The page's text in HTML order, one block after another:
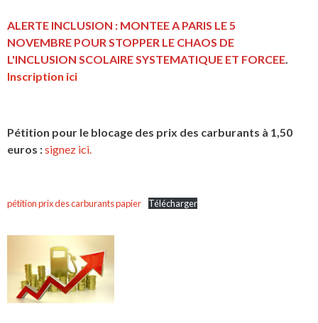
ALERTE INCLUSION : MONTEE A PARIS LE 5
NOVEMBRE POUR STOPPER LE CHAOS DE
L'INCLUSION SCOLAIRE SYSTEMATIQUE ET FORCEE
Inscription ici
Pétition pour le blocage des prix des carburants à 1,50
euros :signez ici.
pétition prix des carburants papier Télécharger